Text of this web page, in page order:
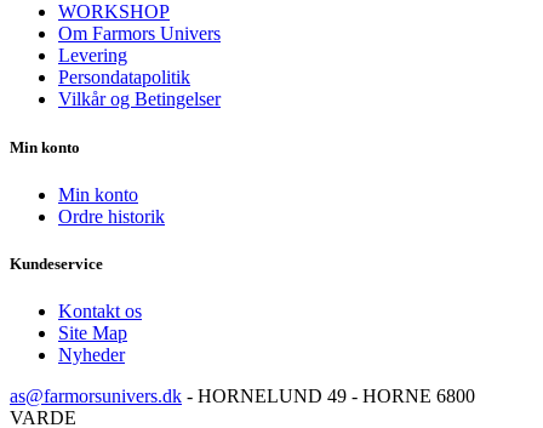
WORKSHOP
Om Farmors Univers
Levering
Persondatapolitik
Vilkår og Betingelser
Min konto
Min konto
Ordre historik
Kundeservice
Kontakt os
Site Map
Nyheder
as@farmorsunivers.dk - HORNELUND 49 - HORNE 6800
VARDE